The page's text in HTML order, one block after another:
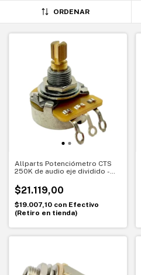
ORDENAR
Allparts Potenciómetro CTS
250K de audio eje dividido -
$21.119,00
$19.007,10 con Efectivo
(Retiro en tienda)